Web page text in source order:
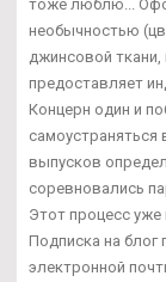
тоже люблю...
необычностью
джинсовой
предоставляет
Концерн один и
самоустраняться
выпусков
соревновались
Этот процесс
Подписка на блог
электронной